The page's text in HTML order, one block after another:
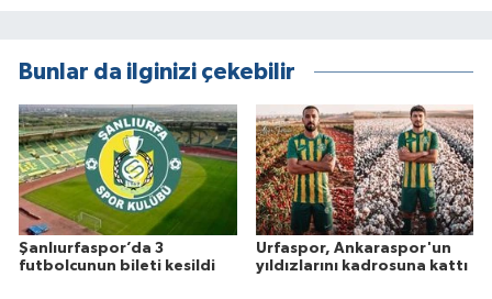
Bunlar da ilginizi çekebilir
Şanlıurfaspor’da 3
futbolcunun bileti kesildi
Urfaspor, Ankaraspor'un
yıldızlarını kadrosuna kattı